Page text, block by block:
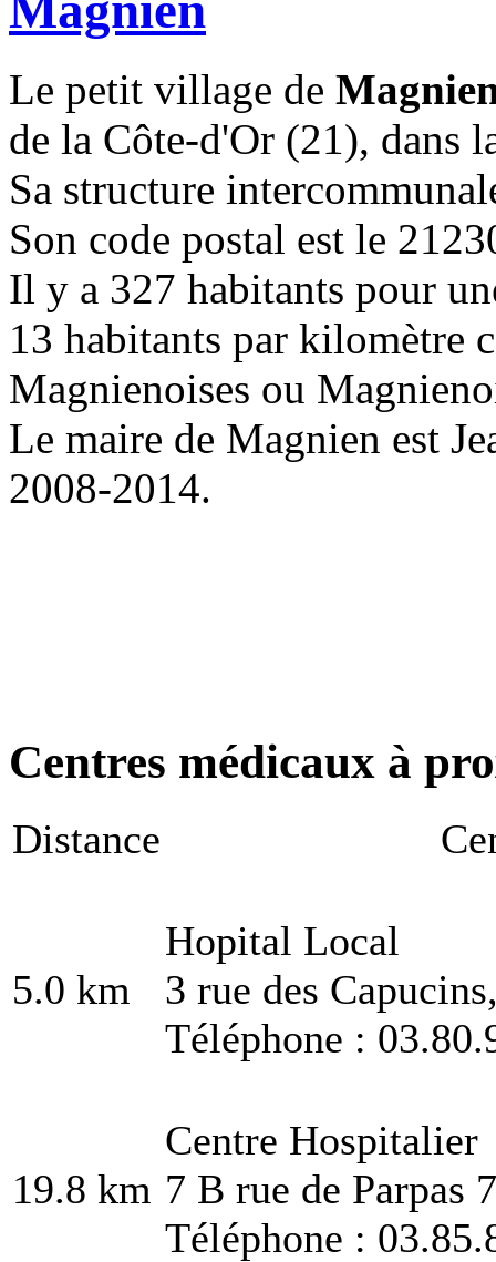
Le petit village de
de la Côte-d'Or (21), dans
Sa structure
Son code postal est le
Il y a 327 habitants pour
13 habitants par kilomètre
Magnienoises ou
Le maire de Magnien est
2008-2014.
Centres médicaux à
Distance
5.0 km
Hopital Local
3 rue des
Téléphone :
19.8 km
Centre Hospitalier
7 B rue de Parpas
Téléphone :